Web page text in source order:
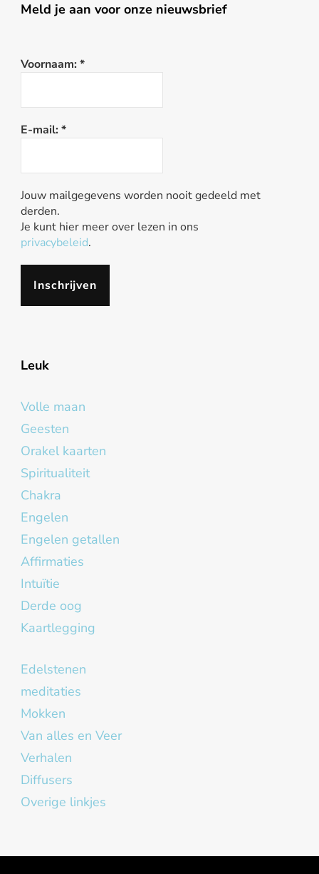
Meld je aan voor onze nieuwsbrief
Voornaam: *
E-mail: *
Jouw mailgegevens worden nooit gedeeld met
derden.
Je kunt hier meer over lezen in ons
privacybeleid.
Leuk
Volle maan
Geesten
Orakel kaarten
Spiritualiteit
Chakra
Engelen
Engelen getallen
Affirmaties
Intuïtie
Derde oog
Kaartlegging
Edelstenen
meditaties
Mokken
Van alles en Veer
Verhalen
Diffusers
Overige linkjes